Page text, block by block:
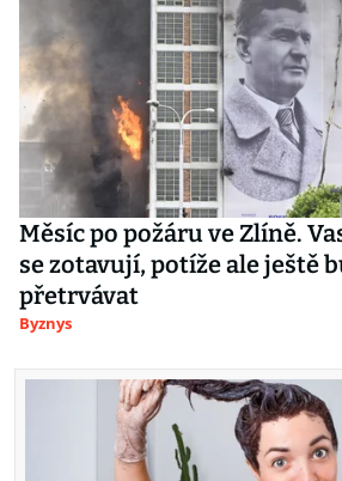
Měsíc po požáru ve Zlíně.
se zotavují, potíže ale ještě
přetrvávat
Byznys